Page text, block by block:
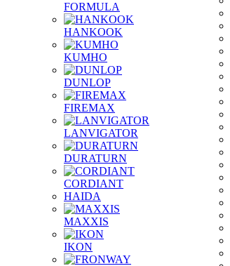
FORMULA
HANKOOK
KUMHO
DUNLOP
FIREMAX
LANVIGATOR
DURATURN
CORDIANT
HAIDA
MAXXIS
IKON